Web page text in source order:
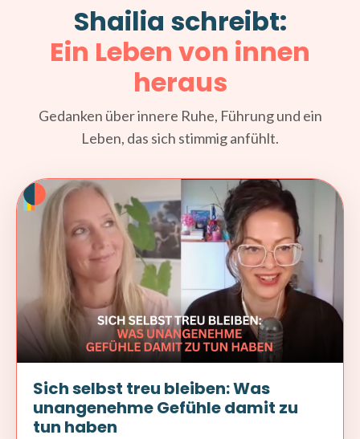
Shailia schreibt:
Ein Leben von innen
heraus
Gedanken über innere Ruhe, Führung und ein
Leben, das sich stimmig anfühlt.
Sich selbst treu bleiben: Was
unangenehme Gefühle damit zu
tun haben